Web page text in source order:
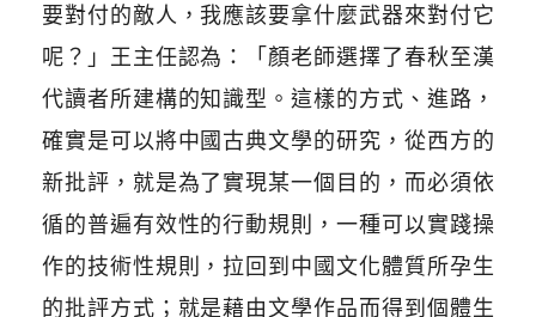
要對付的敵人，我應該要拿什麼武器來對付它
呢？」王主任認為：「顏老師選擇了春秋至漢
代讀者所建構的知識型。這樣的方式、進路，
確實是可以將中國古典文學的研究，從西方的
新批評，就是為了實現某一個目的，而必須依
循的普遍有效性的行動規則，一種可以實踐操
作的技術性規則，拉回到中國文化體質所孕生
的批評方式；就是藉由文學作品而得到個體生